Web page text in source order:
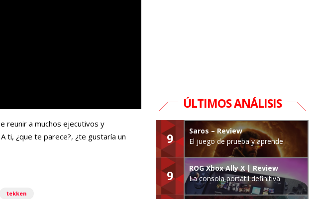
reunir a muchos ejecutivos y
ti, ¿que te parece?, ¿te gustaría un
tekken
ÚLTIMOS ANÁLISIS
9
Saros – Review
El juego de prueba y aprende
9
ROG Xbox Ally X | Review
La consola portátil definitiva